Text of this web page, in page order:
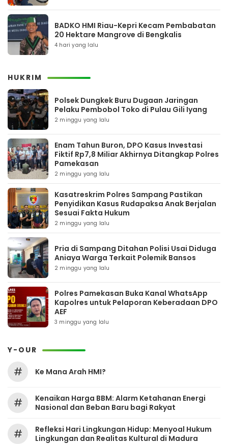
BADKO HMI Riau-Kepri Kecam Pembabatan
20 Hektare Mangrove di Bengkalis
4 hari yang lalu
HUKRIM
Polsek Dungkek Buru Dugaan Jaringan
Pelaku Pembobol Toko di Pulau Gili Iyang
2 minggu yang lalu
Enam Tahun Buron, DPO Kasus Investasi
Fiktif Rp7,8 Miliar Akhirnya Ditangkap Polres
Pamekasan
2 minggu yang lalu
Kasatreskrim Polres Sampang Pastikan
Penyidikan Kasus Rudapaksa Anak Berjalan
Sesuai Fakta Hukum
2 minggu yang lalu
Pria di Sampang Ditahan Polisi Usai Diduga
Aniaya Warga Terkait Polemik Bansos
2 minggu yang lalu
Polres Pamekasan Buka Kanal WhatsApp
Kapolres untuk Pelaporan Keberadaan DPO
AEF
3 minggu yang lalu
Y-OUR
# Ke Mana Arah HMI?
#
Kenaikan Harga BBM: Alarm Ketahanan Energi
Nasional dan Beban Baru bagi Rakyat
#
Refleksi Hari Lingkungan Hidup: Menyoal Hukum
Lingkungan dan Realitas Kultural di Madura